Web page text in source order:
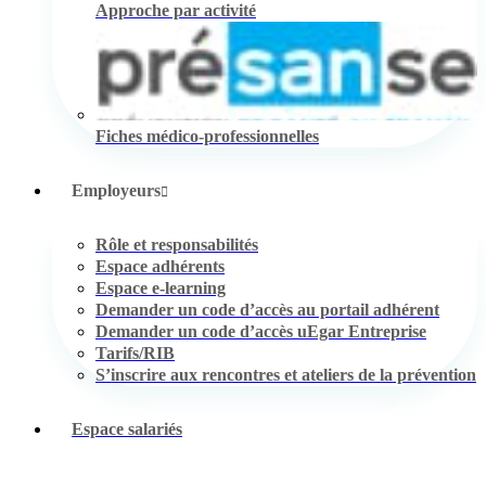
Approche par activité
Fiches médico-professionnelles
Employeurs
Rôle et responsabilités
Espace adhérents
Espace e-learning
Demander un code d’accès au portail adhérent
Demander un code d’accès uEgar Entreprise
Tarifs/RIB
S’inscrire aux rencontres et ateliers de la prévention
Espace salariés